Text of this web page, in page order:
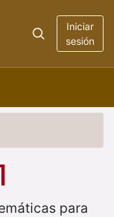
Iniciar
sesión
para